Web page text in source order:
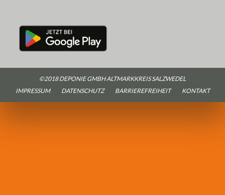
©2018 DEPONIE GMBH ALTMARKKREIS SALZWEDEL
IMPRESSUM
DATENSCHUTZ BARRIEREFREIHEIT KONTAKT